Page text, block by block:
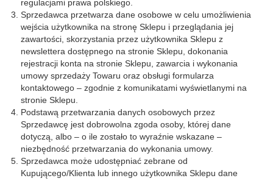
regulacjami prawa polskiego.
Sprzedawca przetwarza dane osobowe w celu umożliwienia
wejścia użytkownika na stronę Sklepu i przeglądania jej
zawartości, skorzystania przez użytkownika Sklepu z
newslettera dostępnego na stronie Sklepu, dokonania
rejestracji konta na stronie Sklepu, zawarcia i wykonania
umowy sprzedaży Towaru oraz obsługi formularza
kontaktowego – zgodnie z komunikatami wyświetlanymi na
stronie Sklepu.
Podstawą przetwarzania danych osobowych przez
Sprzedawcę jest dobrowolna zgoda osoby, której dane
dotyczą, albo – o ile zostało to wyraźnie wskazane –
niezbędność przetwarzania do wykonania umowy.
Sprzedawca może udostępniać zebrane od
Kupującego/Klienta lub innego użytkownika Sklepu dane